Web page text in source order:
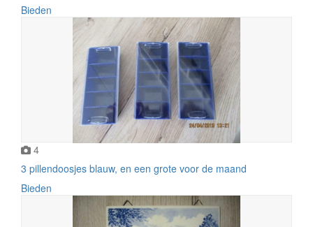
Bieden
4
3 pillendoosjes blauw, en een grote voor de maand
Bieden